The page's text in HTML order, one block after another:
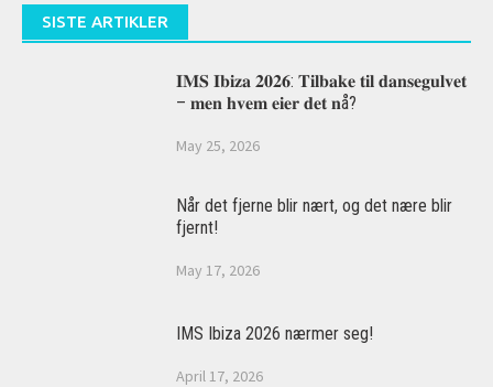
SISTE ARTIKLER
𝐈𝐌𝐒 𝐈𝐛𝐢𝐳𝐚 𝟐𝟎𝟐𝟔: 𝐓𝐢𝐥𝐛𝐚𝐤𝐞 𝐭𝐢𝐥 𝐝𝐚𝐧𝐬𝐞𝐠𝐮𝐥𝐯𝐞𝐭
– 𝐦𝐞𝐧 𝐡𝐯𝐞𝐦 𝐞𝐢𝐞𝐫 𝐝𝐞𝐭 𝐧å?
May 25, 2026
Når det fjerne blir nært, og det nære blir
fjernt!
May 17, 2026
IMS Ibiza 2026 nærmer seg!
April 17, 2026